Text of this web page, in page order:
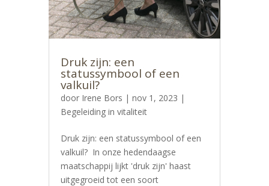
Druk zijn: een
statussymbool of een
valkuil?
door Irene Bors | nov 1, 2023 |
Begeleiding in vitaliteit
Druk zijn: een statussymbool of een
valkuil? In onze hedendaagse
maatschappij lijkt 'druk zijn' haast
uitgegroeid tot een soort